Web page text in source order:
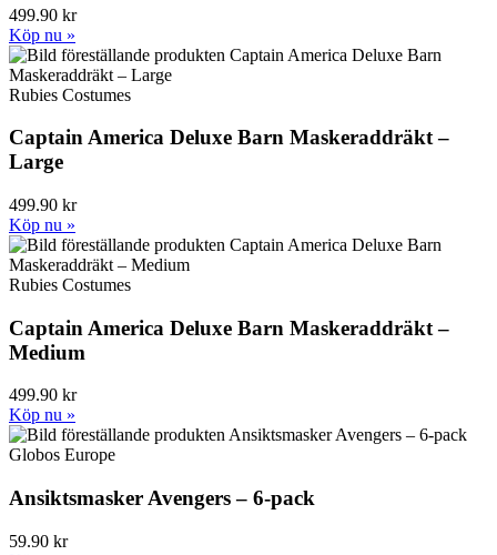
499.90 kr
Köp nu »
Rubies Costumes
Captain America Deluxe Barn Maskeraddräkt –
Large
499.90 kr
Köp nu »
Rubies Costumes
Captain America Deluxe Barn Maskeraddräkt –
Medium
499.90 kr
Köp nu »
Globos Europe
Ansiktsmasker Avengers – 6-pack
59.90 kr